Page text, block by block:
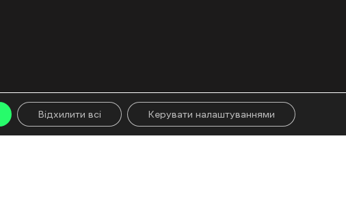
другого абзацу. Використання контенту цифрових платформ дозволено за
редакції.Відхилити всі Керувати налаштуваннями